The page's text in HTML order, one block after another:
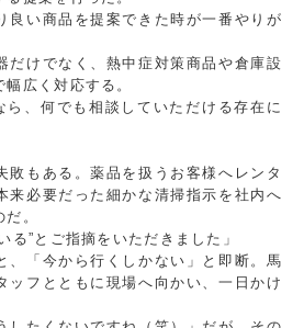
良い商品を提案できた時が一番やりが
だけでなく、熱中症対策商品や倉庫設
広く対応する。
ら、何でも相談していただける存在に
敗もある。薬品を扱うお客様へレンタ
来必要だった細かな清掃指示を社内へ
。
る”とご指摘をいただきました」
、「今から行くしかない」と即断。馬
ッフとともに現場へ向かい、一日かけ